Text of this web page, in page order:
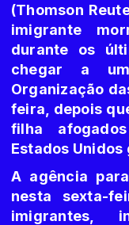
(Thomson
imigrante
durante os
chegar a
Organização
feira, depois
filha
Estados
A agência
nesta sexta-
imigrantes,